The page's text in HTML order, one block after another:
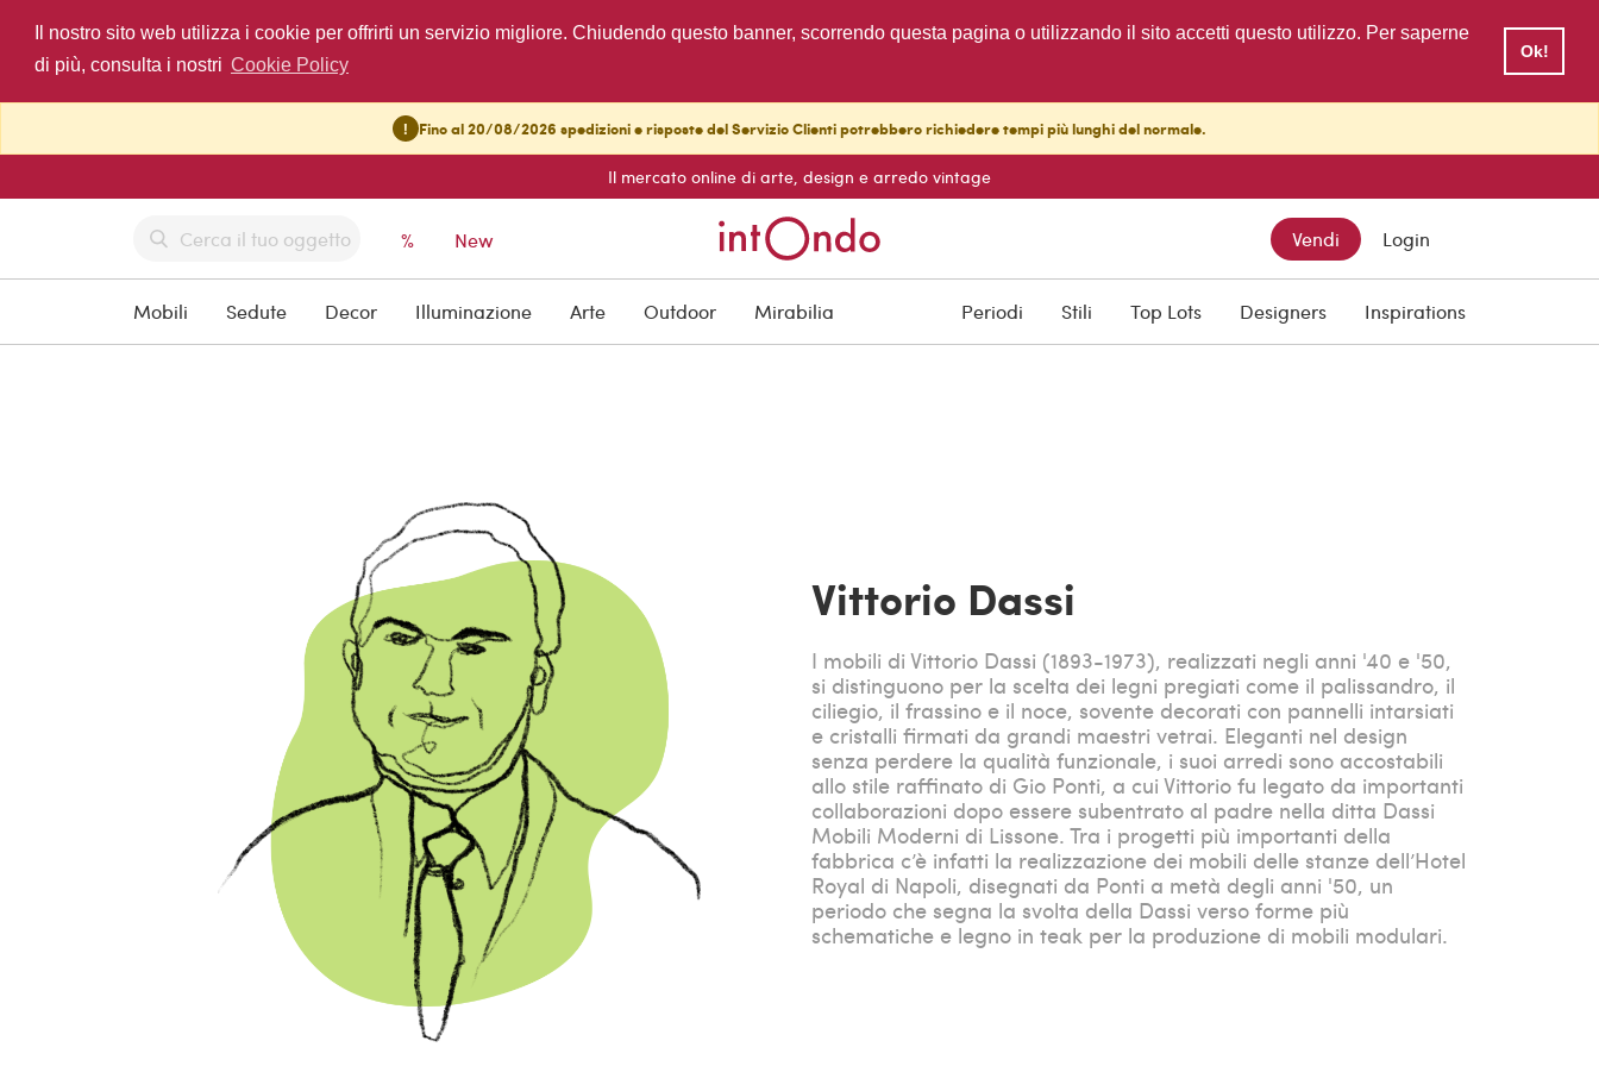
Il nostro sito web utilizza i cookie per offrirti un servizio migliore. Chiudendo questo banner, scorrendo questa pagina o utilizzando il sito accetti questo utilizzo. Per saperne
di più, consulta i nostri Cookie Policy
Ok!
! Fino al 20/08/2026 spedizioni e risposte del Servizio Clienti potrebbero richiedere tempi più lunghi del normale.
Il mercato online di arte, design e arredo vintage
% New Vendi Login
Mobili Sedute Decor Illuminazione Arte Outdoor Mirabilia Periodi Stili Top Lots Designers Inspirations
Vittorio Dassi
I mobili di Vittorio Dassi (1893-1973), realizzati negli anni '40 e '50,
si distinguono per la scelta dei legni pregiati come il palissandro, il
ciliegio, il frassino e il noce, sovente decorati con pannelli intarsiati
e cristalli firmati da grandi maestri vetrai. Eleganti nel design
senza perdere la qualità funzionale, i suoi arredi sono accostabili
allo stile raffinato di Gio Ponti, a cui Vittorio fu legato da importanti
collaborazioni dopo essere subentrato al padre nella ditta Dassi
Mobili Moderni di Lissone. Tra i progetti più importanti della
fabbrica c’è infatti la realizzazione dei mobili delle stanze dell’Hotel
Royal di Napoli, disegnati da Ponti a metà degli anni '50, un
periodo che segna la svolta della Dassi verso forme più
schematiche e legno in teak per la produzione di mobili modulari.